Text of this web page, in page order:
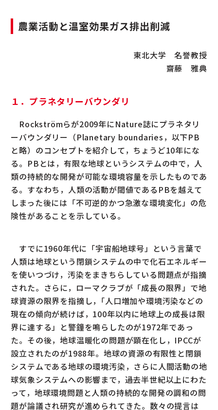
農業活動と温室効果ガス排出削減
東北大学 名誉教授
齋藤 雅典
１．プラネタリーバウンダリ
Rockströmらが2009年にNature誌にプラネタリ
ーバウンダリー（Planetary boundaries，以下PB
と略）のコンセプトを紹介して，ちょうど10年にな
る。PBとは，有限な地球というシステムの中で，人
類の持続的な開発が可能な環境容量を示したものであ
る。すなわち，人類の活動が閾値であるPBを越えて
しまった後には「不可逆的かつ急激な環境変化」の危
険性があることを示している。
すでに1960年代に「宇宙船地球号」という言葉で
人類は地球という閉鎖システムの中で化石エネルギー
を使いつづけ，汚染をまきちらしている問題点が指摘
された。さらに，ローマクラブが「成長の限界」で地
球資源の限界を指摘し，｢人口増加や環境汚染などの
現在の傾向が続けば，100年以内に地球上の成長は限
界に達する」と警鐘を鳴らしたのが1972年であっ
た。その後，地球温暖化の問題が顕在化し，IPCCが
設立されたのが1988年。地球の資源の有限性と閉鎖
システムである地球の環境汚染，さらに人間活動の地
球気象システムへの影響まで，過去半世紀以上にわた
って，地球環境問題と人類の持続的な開発の調和の問
題が論議され研究が進められてきた。数々の提言は